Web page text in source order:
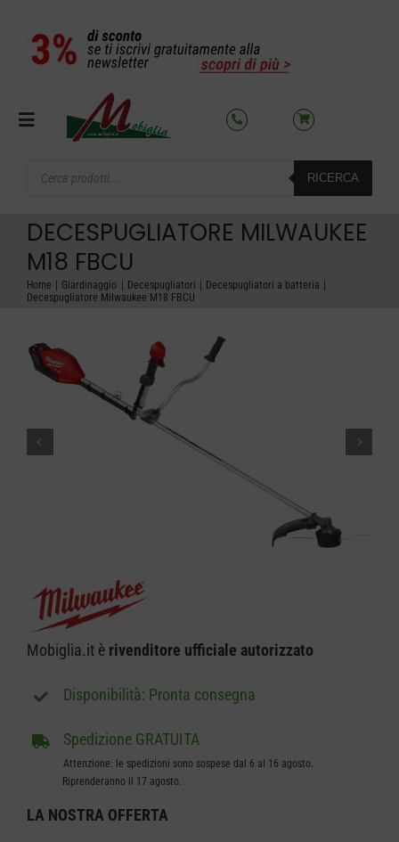
contenuto
Toggle
OFFERTE DEL MESE
NOLEGGIO
CARRELLO
search
RICERCA
DECESPUGLIATORE MILWAUKEE
M18 FBCU
Home Giardinaggio Decespugliatori
Decespugliatori a batteria
Decespugliatore Milwaukee M18 FBCU
Mobiglia.it è rivenditore ufficiale autorizzato
Pronta consegna
Spedizione GRATUITA
Attenzione: le spedizioni sono sospese dal 6 al 16 agosto.
Riprenderanno il 17 agosto.
LA NOSTRA OFFERTA